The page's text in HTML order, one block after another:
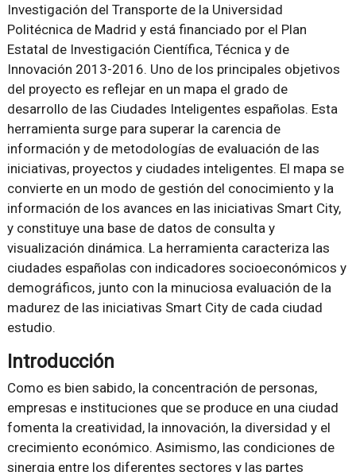
Investigación del Transporte de la Universidad
Politécnica de Madrid y está financiado por el Plan
Estatal de Investigación Científica, Técnica y de
Innovación 2013-2016. Uno de los principales objetivos
del proyecto es reflejar en un mapa el grado de
desarrollo de las Ciudades Inteligentes españolas. Esta
herramienta surge para superar la carencia de
información y de metodologías de evaluación de las
iniciativas, proyectos y ciudades inteligentes. El mapa se
convierte en un modo de gestión del conocimiento y la
información de los avances en las iniciativas Smart City,
y constituye una base de datos de consulta y
visualización dinámica. La herramienta caracteriza las
ciudades españolas con indicadores socioeconómicos y
demográficos, junto con la minuciosa evaluación de la
madurez de las iniciativas Smart City de cada ciudad
estudio.
Introducción
Como es bien sabido, la concentración de personas,
empresas e instituciones que se produce en una ciudad
fomenta la creatividad, la innovación, la diversidad y el
crecimiento económico. Asimismo, las condiciones de
sinergia entre los diferentes sectores y las partes